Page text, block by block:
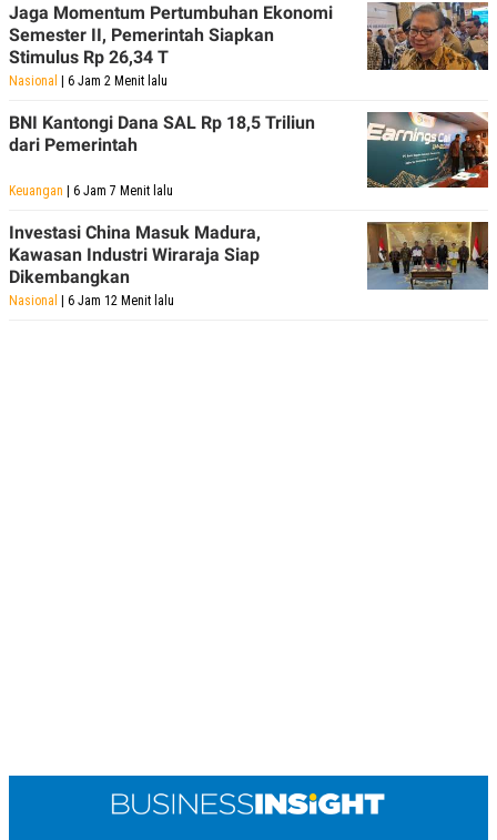
Jaga Momentum Pertumbuhan Ekonomi
Semester II, Pemerintah Siapkan
Stimulus Rp 26,34 T
Nasional | 6 Jam 2 Menit lalu
BNI Kantongi Dana SAL Rp 18,5 Triliun
dari Pemerintah
Keuangan | 6 Jam 7 Menit lalu
Investasi China Masuk Madura,
Kawasan Industri Wiraraja Siap
Dikembangkan
Nasional | 6 Jam 12 Menit lalu